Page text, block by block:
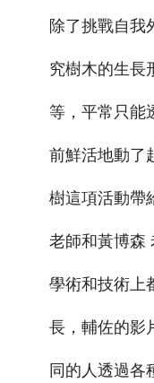
除了挑戰自我
究樹木的生長
等，平常只能
前鮮活地動了
樹這項活動帶
老師和黃博森
學術和技術上
長，輔佐的影
同的人透過各